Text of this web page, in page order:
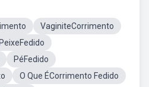
VaginiteCorrimento
PeixeFedido
PéFedido
O Que ÉCorrimento Fedido